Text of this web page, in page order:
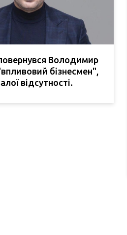
Володимир
бізнесмен",
відсутності.